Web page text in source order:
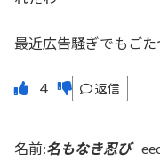
最近広告騒ぎでもご
返信
名前:名もなき忍び